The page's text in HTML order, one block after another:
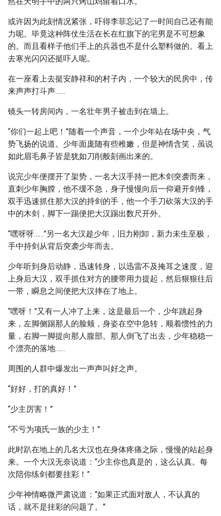
或许因为此刻情况紧张，吓得李菲忘记了一时间自己还有能
力呢。毕竟这种阵仗生活在长在红旗下的宅男是不可想象
的。而且看样子他们手上的兵器也不是什么塑料做的。看上
去寒光闪闪还挺吓人呢。
在一座看上去挺安静祥和的村子内，一个较大的民房中，传
来声声打斗声……
镜头一转房间内，一名壮年男子被击到在墙上。
“你们一起上吧！”随着一个声音，一个少年站在场中央，气
势飞扬的说道。少年面庞随有些稚嫩，但是神情含笑，虽说
如此眉毛鼻子皆是犹如刀削般刻画出来的。
说完少年便摆开了架势，一名大汉手持一把木剑突袭而来，
直刺少年胸膛，他不缓不急，身子慢慢向后一仰避开剑锋，
双手迅速抓住那大汉的持剑的手，他一个手刀砍落大汉的手
中的木剑，脚下一踢便把大汉踢出数尺开外。
“嘿呀呀……”另一名大汉趁少年，旧力刚卸，新力未生至极，
手中持剑从背后突袭少年而去。
少年听到身后动静，迅速转身，以迅雷不及掩耳之速度，迎
上身后大汉，双手抓住对方的腰带用力提起，然后狠狠往后
一带，瞬息之间便把大汉摔在了地上。
“嘿呀！”又有一人冲了上来，这是最后一个，少年跳起身
来，左脚侧踢那人的脸颊，身姿在空中急转，顺着惯性的力
量，右脚一脚提向那人腹部。那人倒飞了出去，少年稳稳一
个漂亮的落地……
周围的人群中爆发出一声声叫好之声。
“好好，打的真好！”
“少主厉害！”
“不亏为项氏一族的少主！”
此时趴在地上的几名大汉也在身体疼痛之际，慢慢的站起身
来。一个大汉无奈说道：“少主你也真是的，这么认真。每
次陪你练剑都要挂彩！”
少年神情略微严肃说道：“如果正式面对敌人，不认真的
话，就不是挂彩的问题了。”